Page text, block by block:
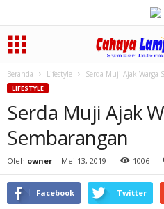
Beranda Lifestyle Serda Muji Ajak Warga
LIFESTYLE
Serda Muji Ajak
Sembarangan
Oleh owner - Mei 13, 2019 1006
Facebook Twitter